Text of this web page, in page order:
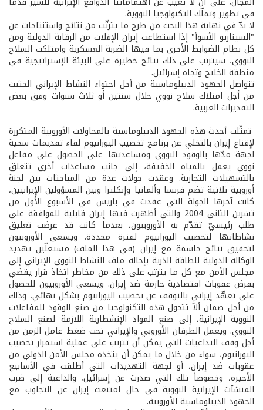
في تطوير وتملّك التكنولوجيا النووية.
لا بدّ في نهاية هذا البحث من طرح ما يترتّب من نتائج واستنتاجات عن
"السيناريو الأسوأ" إذا استطاعت إيران الإفلات من الرقابة الدولية ومن
كل نظام الضوابط الأخرى بما فيها الضربة العسكرية وامتلكت السلاح
النووي، سيترتب على ذلك نتائج خطيرة على البيئة الإستراتيجية في
منطقة الخليج وتجاه إسرائيل.
تتواصل الجهود الديبلوماسية من أجل احتواء النشاط الإيراني الحثيث
من أجل امتلاك سلاح نووي خلال سنتين أو ثلاث سنوات وفق بعض
التقديرات الغربية.
تمثّلت أحدث هذه الجهود الديبلوماسية بالمحاولات الأوروبية المتكررة
لإقناع إيران بالتخلي عن برنامج تخصيب اليورانيوم لقاء تقديمات سخية
لجهة مدّها بالوقود النووي ومساعدتها على الحصول على مفاعل
نووي يعمل بالمياه الخفيفة، إلى جانب مساعدات أخرى تتعلق
بالتسهيلات التجارية. وعقدت جولات عدة من المباحثات بين لجنة
أوروبية ثلاثية تضم فرنسا وألمانيا وإنكلترا وبين المسؤولين الإيرانيين،
كانت آخرها الجولة التي عقدت في باريس في الأسبوع الأول من
تشرين الثاني 2004 والتي أظهرت فيها إيران قابلية للموافقة على
طلب رئيسيّ تقدّم به الأوروبيون، بعدما كانت قد عرضت تعليق
نشاطاتها لتخصيب اليورانيوم لفترة محددة. ويسعى الأوروبيون
لتحقيق نتائج حاسمة مع إيران (في هذا الملف) مستغلّين تهديد
الوكالة الدولية للطاقة الذرية بإحالة ملف النشاط النووي الإيراني إلى
مجلس الأمن مع كل ما يترتب على ذلك من مخاطر اتخاذ قرار يقضي
بفرض عقوبات اقتصادية حازمة ضد إيران. ويسعى الأوروبيون للحصول
على تعهّد إيراني بالتوقف عن تخصيب اليورانيوم بشكل نهائي، وذلك
من أجل ضمان ألاّ تتحول هذه التكنولوجيا من صنع الوقود للمفاعلات
النووية الإيرانية، إلى صنع المواد الإنشطارية اللازمة لصنع السلاح
النووي. ويعمل الطرفان الأوروبي والإيراني تحت ضغط عامل الزمن من
أجل وقف التداعيات التي يمكن أن تترتب على عملية استمرار تخصيب
اليورانيوم، سواء من خلال ما يمكن أن يتخذه مجلس الأمن الدولي من
عقوبات ضد إيران، أو لجهة التهديدات التي أطلقت في الأسابيع
الأخيرة، وخصوصاً تلك التي صدرت عن إسرائيل، والداعية إلى ضرب
المنشآت الإيرانية النووية في حال امتنعت إيران عن التجاوب مع
الجهود الديبلوماسية الأوروبية.